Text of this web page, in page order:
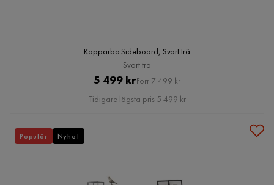
Kopparbo Sideboard, Svart trä
Svart trä
Pris
5 499 krOriginal
Pris
Förr 7 499 kr
Tidigare lägsta pris 5 499 kr
Populär Nyhet